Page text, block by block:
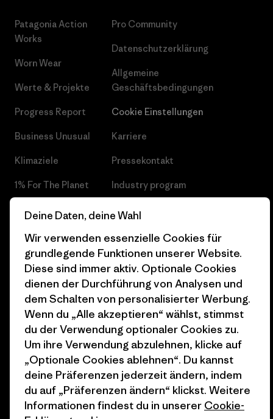
Patagonia Action
Works
Worn Wear
Werte & Projekte
Progress Report
Business Unusual
Klimaziele
1% For The Planet
Wie wir finanzieren
Geschenkgutscheine
Stores in deiner
Nähe
Pro Community
Datenschutzerklärung
Allgemeine
Geschäftsbedingungen
Cookie Einstellungen
Karriere
Pressekontakt
Industry program
Affiliate-Programm
Patagonia Österreich
Seitenverzeichnis
© 2026 Patagonia, Inc. All Rights Reserved.
Deutsch
Deine Daten, deine Wahl
Wir verwenden essenzielle Cookies für
grundlegende Funktionen unserer Website.
Diese sind immer aktiv. Optionale Cookies
dienen der Durchführung von Analysen und
dem Schalten von personalisierter Werbung.
Wenn du „Alle akzeptieren“ wählst, stimmst
du der Verwendung optionaler Cookies zu.
Um ihre Verwendung abzulehnen, klicke auf
„Optionale Cookies ablehnen“. Du kannst
deine Präferenzen jederzeit ändern, indem
du auf „Präferenzen ändern“ klickst. Weitere
Informationen findest du in unserer Cookie-